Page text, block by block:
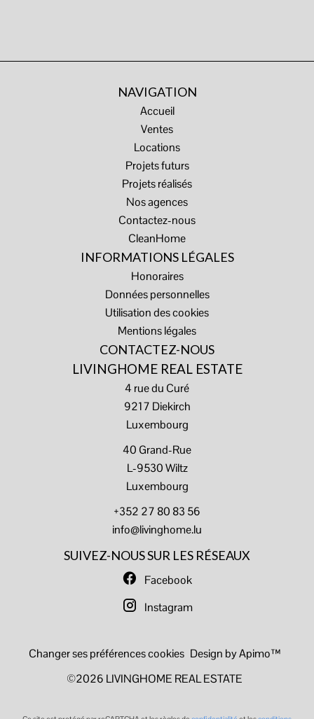
NAVIGATION
Accueil
Ventes
Locations
Projets futurs
Projets réalisés
Nos agences
Contactez-nous
CleanHome
INFORMATIONS LÉGALES
Honoraires
Données personnelles
Utilisation des cookies
Mentions légales
CONTACTEZ-NOUS
LIVINGHOME REAL ESTATE
4 rue du Curé
9217 Diekirch
Luxembourg
40 Grand-Rue
L-9530 Wiltz
Luxembourg
+352 27 80 83 56
info@livinghome.lu
SUIVEZ-NOUS SUR LES RÉSEAUX
Facebook
Instagram
Changer ses préférences cookies Design byApimo™
©2026 LIVINGHOME REAL ESTATE